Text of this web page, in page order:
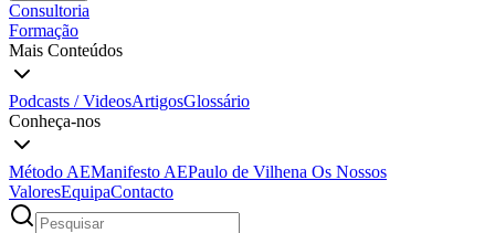
Consultoria
Formação
Mais Conteúdos
Podcasts / VideosArtigosGlossário
Conheça-nos
Método AEManifesto AEPaulo de Vilhena Os Nossos
ValoresEquipaContacto